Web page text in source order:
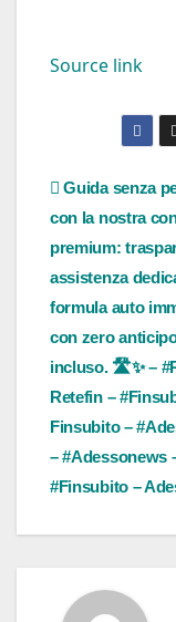
Source link
articoli
Guida senza
con la nostra
premium:
assistenza
formula auto
con zero
incluso. 🛣️✨ –
Retefin –
Finsubito –
– #Adessonews
#Finsubito –